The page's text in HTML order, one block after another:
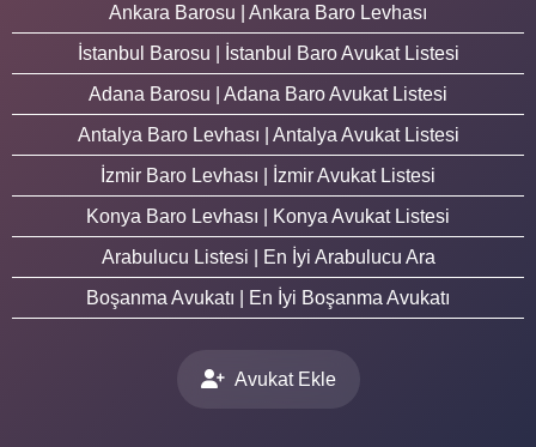
Ankara Barosu | Ankara Baro Levhası
İstanbul Barosu | İstanbul Baro Avukat Listesi
Adana Barosu | Adana Baro Avukat Listesi
Antalya Baro Levhası | Antalya Avukat Listesi
İzmir Baro Levhası | İzmir Avukat Listesi
Konya Baro Levhası | Konya Avukat Listesi
Arabulucu Listesi | En İyi Arabulucu Ara
Boşanma Avukatı | En İyi Boşanma Avukatı
Avukat Ekle